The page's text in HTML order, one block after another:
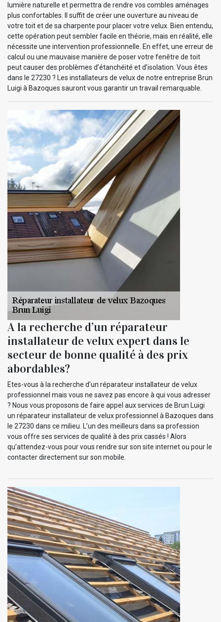
lumière naturelle et permettra de rendre vos combles aménages
plus confortables. Il suffit de créer une ouverture au niveau de
votre toit et de sa charpente pour placer votre velux. Bien entendu,
cette opération peut sembler facile en théorie, mais en réalité, elle
nécessite une intervention professionnelle. En effet, une erreur de
calcul ou une mauvaise manière de poser votre fenêtre de toit
peut causer des problèmes d’étanchéité et d’isolation. Vous êtes
dans le 27230 ? Les installateurs de velux de notre entreprise Brun
Luigi à Bazoques sauront vous garantir un travail remarquable.
A la recherche d’un réparateur
installateur de velux expert dans le
secteur de bonne qualité à des prix
abordables?
Etes-vous à la recherche d’un réparateur installateur de velux
professionnel mais vous ne savez pas encore à qui vous adresser
? Nous vous proposons de faire appel aux services de Brun Luigi
un réparateur installateur de velux professionnel à Bazoques dans
le 27230 dans ce milieu. L’un des meilleurs dans sa profession
vous offre ses services de qualité à des prix cassés ! Alors
qu’attendez-vous pour vous rendre sur son site internet ou pour le
contacter directement sur son mobile.